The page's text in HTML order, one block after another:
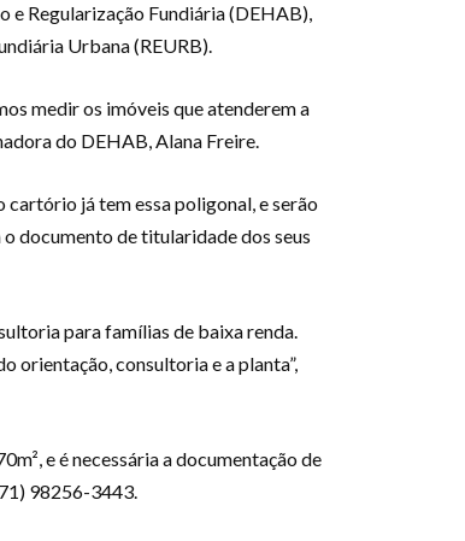
e Regularização Fundiária (DEHAB),
Urbana (REURB).
medir os imóveis que atenderem a
do DEHAB, Alana Freire.
cartório já tem essa poligonal, e serão
documento de titularidade dos seus
para famílias de baixa renda.
orientação, consultoria e a planta”,
e é necessária a documentação de
98256-3443.